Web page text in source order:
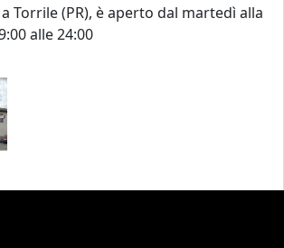
Torrile (PR), è aperto dal martedì alla
alle 24:00